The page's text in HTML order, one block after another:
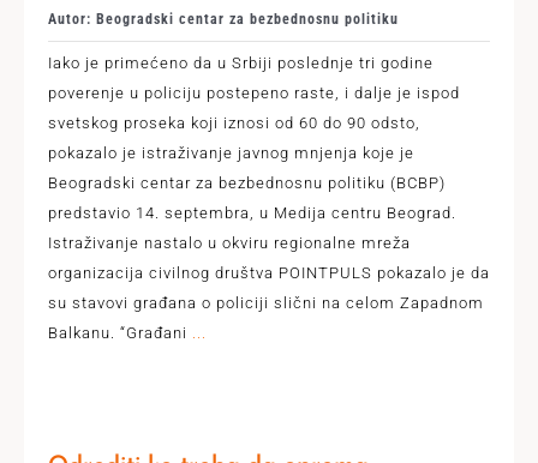
Autor: Beogradski centar za bezbednosnu politiku
Iako je primećeno da u Srbiji poslednje tri godine
poverenje u policiju postepeno raste, i dalje je ispod
svetskog proseka koji iznosi od 60 do 90 odsto,
pokazalo je istraživanje javnog mnjenja koje je
Beogradski centar za bezbednosnu politiku (BCBP)
predstavio 14. septembra, u Medija centru Beograd.
Istraživanje nastalo u okviru regionalne mreža
organizacija civilnog društva POINTPULS pokazalo je da
su stavovi građana o policiji slični na celom Zapadnom
Balkanu. “Građani ...